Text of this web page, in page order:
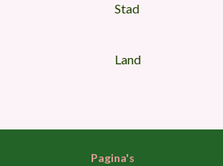
Stad
Land
Pagina's